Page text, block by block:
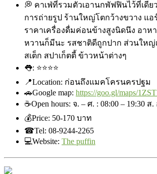
💭 คาเฟ่ที่รวมตัวเอานกพัฟฟินไว้ที่เดีย
การถ่ายรูป ร้านใหญ่โตกว้างขวาง แอ
ราคาเครื่องดื่มค่อนข้างสูงนิดนึง อาห
หวานก็มีนะ รสชาติดีถูกปาก ส่วนใหญ่
สเต็ก สปาเก็ตตี้ ข้าวหน้าต่างๆ
👅: ⭐⭐⭐⭐
📍Location: ก่อนถึงแมคโครนครปฐม
🚗Google map: https://goo.gl/maps/
☕Open hours: จ. – ศ. : 08:00 – 19:30 ส
💰Price: ‎50-170 บาท
☎Tel: 08-9244-2265
💻Website: The puffin